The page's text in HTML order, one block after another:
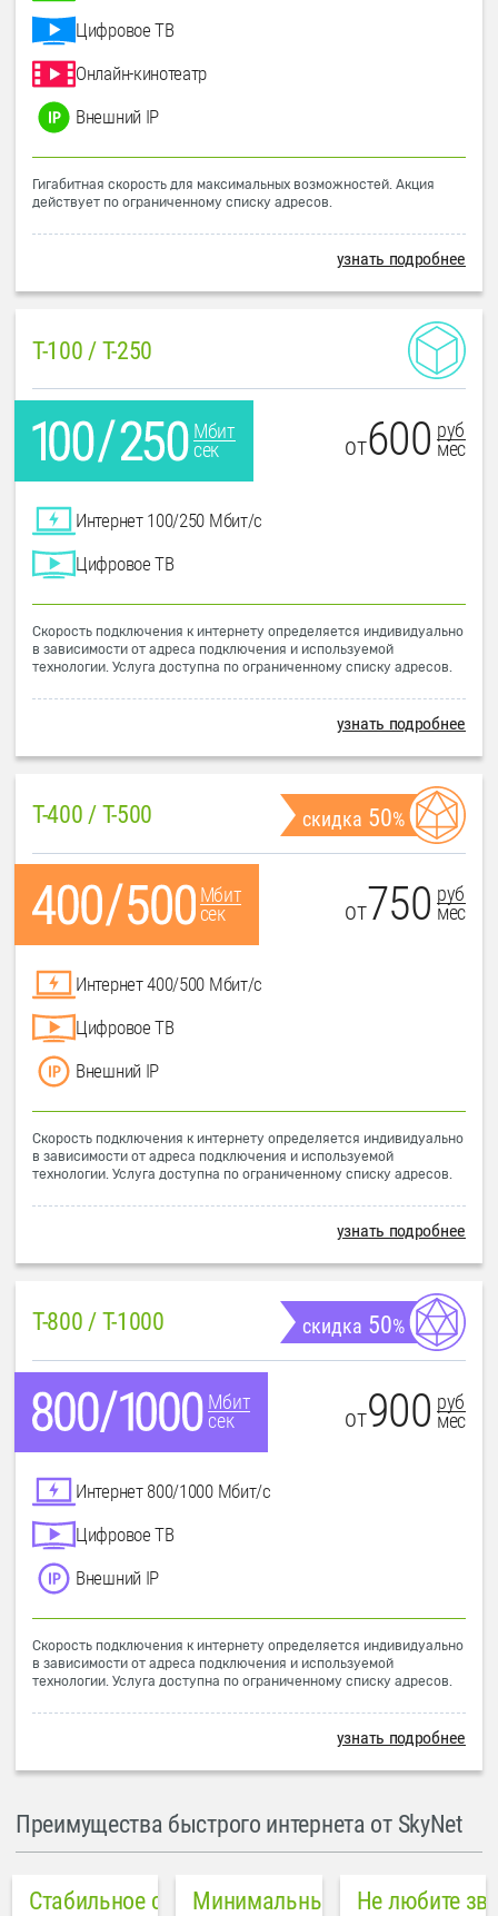
Цифровое ТВ
Онлайн-кинотеатр
Внешний IP
Гигабитная скорость для максимальных возможностей. Акция
действует по ограниченному списку адресов.
узнать подробнее
T-100 / T-250
Мбит
сек
от600 руб
мес
Интернет 100/250 Мбит/с
Цифровое ТВ
Скорость подключения к интернету определяется индивидуально
в зависимости от адреса подключения и используемой
технологии. Услуга доступна по ограниченному списку адресов.
узнать подробнее
T-400 / T-500 скидка 50%
Мбит
сек
от750 руб
мес
Интернет 400/500 Мбит/с
Цифровое ТВ
Внешний IP
Скорость подключения к интернету определяется индивидуально
в зависимости от адреса подключения и используемой
технологии. Услуга доступна по ограниченному списку адресов.
узнать подробнее
T-800 / T-1000 скидка 50%
Мбит
сек
от900 руб
мес
Интернет 800/1000 Мбит/с
Цифровое ТВ
Внешний IP
Скорость подключения к интернету определяется индивидуально
в зависимости от адреса подключения и используемой
технологии. Услуга доступна по ограниченному списку адресов.
узнать подробнее
Преимущества быстрого интернета от SkyNet
Стабильное соединениеМинимальный пинг в городе
Не любите